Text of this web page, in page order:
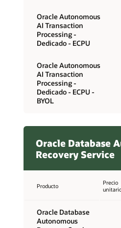
Oracle Autonomous
AI Transaction
Processing -
Dedicado - ECPU
Oracle Autonomous
AI Transaction
Processing -
Dedicado - ECPU -
BYOL
Oracle Database
Recovery Service
Producto
Precio
Oracle Database
Autonomous